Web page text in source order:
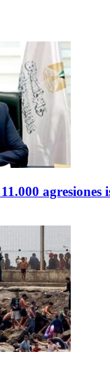
agresiones